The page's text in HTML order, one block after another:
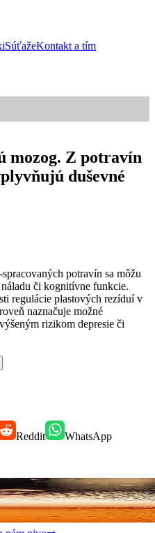
SúťažeKontakt a tím
mozog. Z potravín
duševné
potravín sa môžu
či kognitívne funkcie.
regulácie plastových rezíduí v
naznačuje možné
rizikom depresie či
Reddit WhatsApp